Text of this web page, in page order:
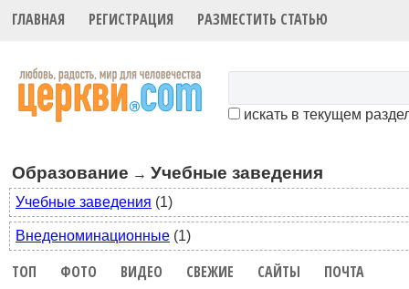
ГЛАВНАЯ РЕГИСТРАЦИЯ РАЗМЕСТИТЬ СТАТЬЮ
искать в текущем
Образование → Учебные заведения
Учебные заведения (1)
Внеденоминационные (1)
ТОП ФОТО ВИДЕО СВЕЖИЕ САЙТЫ ПОЧТА